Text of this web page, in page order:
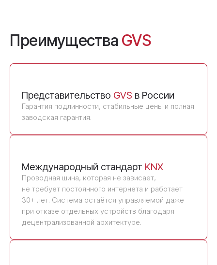
Преимущества GVS
Представительство GVS в России
Гарантия подлинности, стабильные цены и полная
заводская гарантия.
Международный стандарт KNX
Проводная шина, которая не зависает,
не требует постоянного интернета и работает
30+ лет. Система остаётся управляемой даже
при отказе отдельных устройств благодаря
децентрализованной архитектуре.